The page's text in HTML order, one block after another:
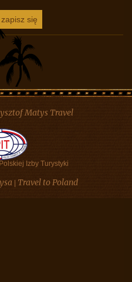
Matys Travel
Izby Turystyki
Travel to Poland